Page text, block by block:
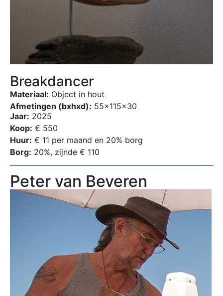
Breakdancer
Materiaal: Object in hout
Afmetingen (bxhxd): 55x115x30
Jaar: 2025
Koop: € 550
Huur: € 11 per maand en 20% borg
Borg: 20%, zijnde € 110
Peter van Beveren